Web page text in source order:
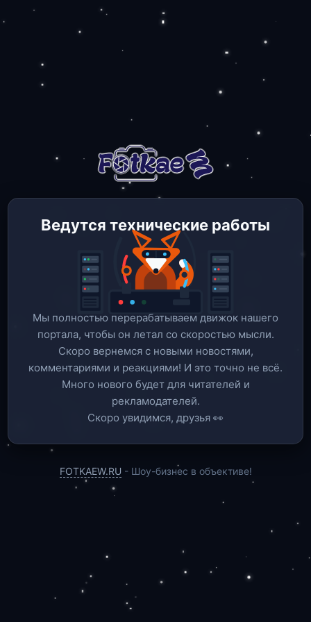
Ведутся технические работы
Мы полностью перерабатываем движок нашего
портала, чтобы он летал со скоростью мысли.
Скоро вернемся c новыми новостями,
комментариями и реакциями! И это точно не всё.
Много нового будет для читателей и
рекламодателей.
Скоро увидимся, друзья 👀
FOTKAEW.RU - Шоу-бизнес в объективе!